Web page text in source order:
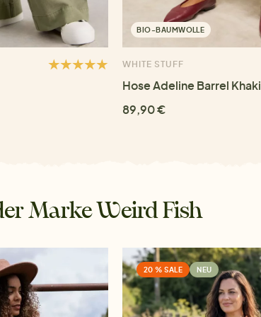
BIO-BAUMWOLLE
WHITE STUFF
Hose Adeline Barrel Khaki
89,90 €
Marke Weird Fish
20 % SALE NEU